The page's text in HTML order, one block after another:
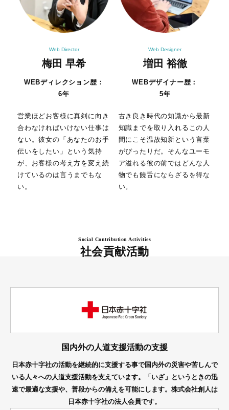
Web Director
梅田 早希
WEBディレクション歴：
6年
営業ほどお客様に真剣に向き
合わなければいけない仕事は
ない。彼女の「あなたのお手
伝いをしたい」という気持
が、お客様の考え方を変え続
けているのは言うまでもな
い。
Web Designer
増田 裕徹
WEBデザイナー歴：
5年
古き良き時代の知識から最新
知識までを取り入れるこの人
間に こそ温故知新という言葉
がぴっ たりだ。そんなユーモ
ア溢れる彼の前ではどんな人
物でも饒舌にならざるを得な
い。
Social Contribution Activities
社会貢献活動
国内外の人道支援活動の支援
日本赤十字社の活動を継続的に支援する事で国内外の災害や苦しんで
いる人々への人道支援活動を支えています。「いざ」というときの迅
速で最適な支援や、普段からの備えを可能にします。株式会社創人は
日本赤十字社の法人会員です。